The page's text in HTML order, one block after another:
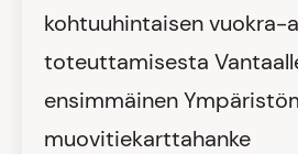
kohtuuhintaisen vuokra-
toteuttamisesta
ensimmäinen
muovitiekarttahanke